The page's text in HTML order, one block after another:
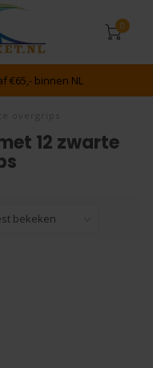
0
€65,- binnen NL
12 zwarte